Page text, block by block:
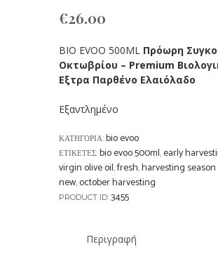
€26.00
BIO EVOO 500ML Πρόωρη
Οκτωβρίου – Premium
Eξτρα Παρθένο Ελαιόλαδο
Εξαντλημένο
ΚΑΤΗΓΟΡΊΑ: bio evoo
ΕΤΙΚΈΤΕΣ: bio evoo 500ml early
virgin olive oil ,fresh harvesting
new october harvesting
PRODUCT ID: 3455
Περιγραφή